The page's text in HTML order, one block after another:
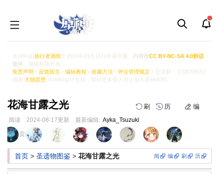
本WIKI由旅行者酒馆于2020年03月14日申请开通， 内容按CC BY-NC-SA 4.0协议
提供 ，编辑权限开放。
免责声明 • 反馈留言 • 编辑教程 • 收藏方法 • 评论管理规定 • 交流群：1018709157
感谢 大猫雷恩 对WIKI设计支持，期待更多能人异士加入原神WIKI。
花海甘露之光 刷 历 编
阅读 2024-08-17更新 最新编辑: Ayka_Tsuzuki
跳
到
导
跳
到
搜
页面贡献者 :
阅 编 刷 历
首页 > 圣遗物图鉴 > 花海甘露之光